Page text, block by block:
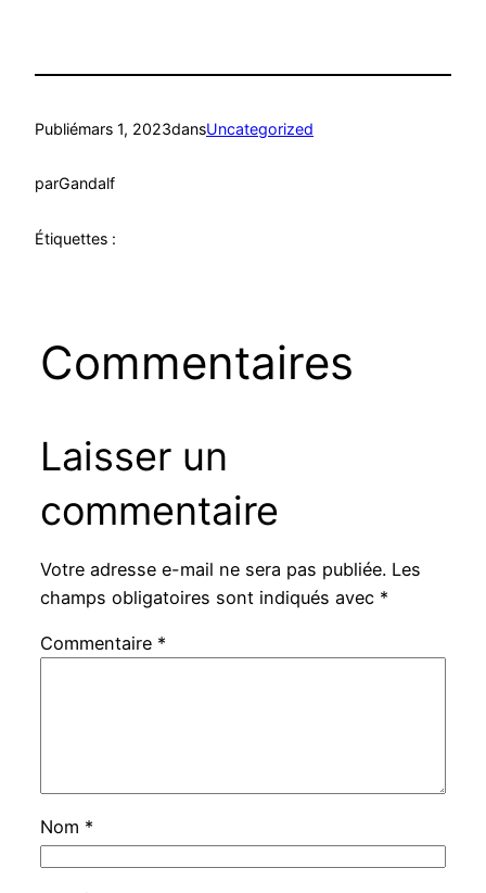
Publiémars 1, 2023dansUncategorized
parGandalf
Étiquettes :
Commentaires
Laisser un
commentaire
Votre adresse e-mail ne sera pas publiée. Les
champs obligatoires sont indiqués avec *
Commentaire *
Nom *